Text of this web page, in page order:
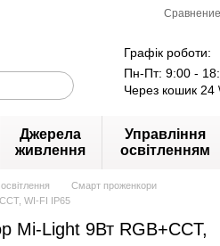
Сравнение
Графік роботи:
Пн-Пт: 9:00 -
Через кошик 24
Джерела
живлення
Управління
освітленням
Смарт проженкори
WI-FI IP65
Mi-Light 9Вт RGB+CCT,